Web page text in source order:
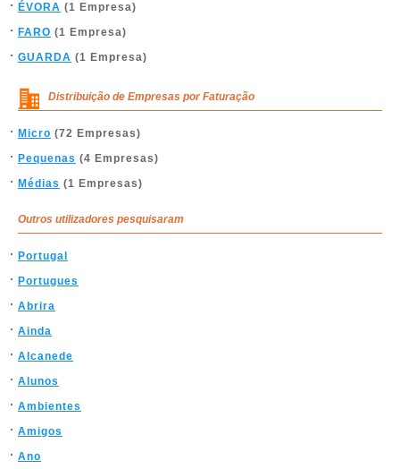
ÉVORA (1 Empresa)
FARO (1 Empresa)
GUARDA (1 Empresa)
Distribuição de Empresas por Faturação
Micro (72 Empresas)
Pequenas (4 Empresas)
Médias (1 Empresas)
Outros utilizadores pesquisaram
Portugal
Portugues
Abrira
Ainda
Alcanede
Alunos
Ambientes
Amigos
Ano